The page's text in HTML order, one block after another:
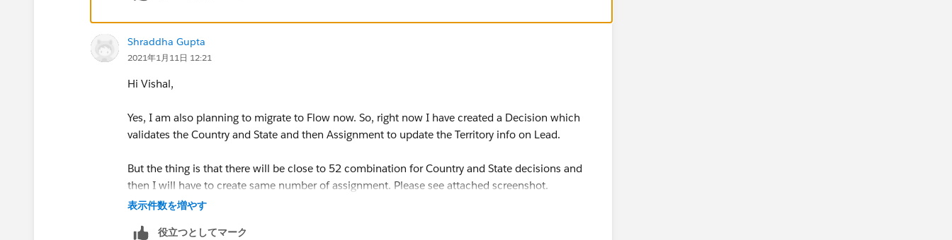
Shraddha Gupta
2021年1月11日 12:21
Hi Vishal,
Yes, I am also planning to migrate to Flow now. So, right now I have created a Decision which
validates the Country and State and then Assignment to update the Territory info on Lead.
But the thing is that there will be close to 52 combination for Country and State decisions and
then I will have to create same number of assignment. Please see attached screenshot.
表示件数を増やす
役立つとしてマーク